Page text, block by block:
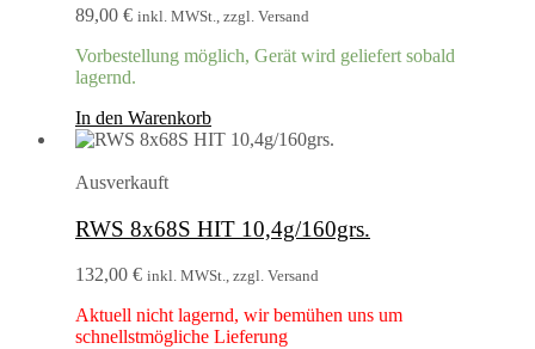
89,00 € inkl. MWSt., zzgl. Versand
Vorbestellung möglich, Gerät wird geliefert sobald
lagernd.
In den Warenkorb
Ausverkauft
RWS 8x68S HIT 10,4g/160grs.
132,00 € inkl. MWSt., zzgl. Versand
Aktuell nicht lagernd, wir bemühen uns um
schnellstmögliche Lieferung